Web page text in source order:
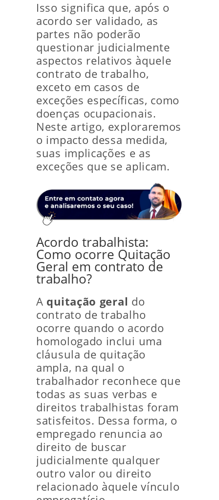
Isso significa que, após o
acordo ser validado, as
partes não poderão
questionar judicialmente
aspectos relativos àquele
contrato de trabalho,
exceto em casos de
exceções específicas, como
doenças ocupacionais.
Neste artigo, exploraremos
o impacto dessa medida,
suas implicações e as
exceções que se aplicam.
Acordo trabalhista:
Como ocorre Quitação
Geral em contrato de
trabalho?
A quitação geral do
contrato de trabalho
ocorre quando o acordo
homologado inclui uma
cláusula de quitação
ampla, na qual o
trabalhador reconhece que
todas as suas verbas e
direitos trabalhistas foram
satisfeitos. Dessa forma, o
empregado renuncia ao
direito de buscar
judicialmente qualquer
outro valor ou direito
relacionado àquele vínculo